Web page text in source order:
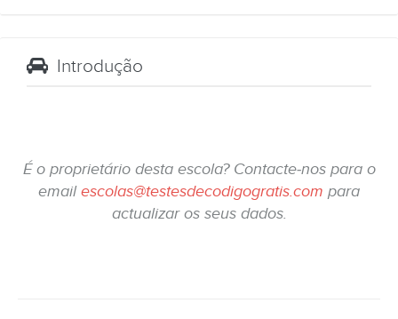
Introdução
É o proprietário desta escola? Contacte-nos para o
emailescolas@testesdecodigogratis.com para
actualizar os seus dados.